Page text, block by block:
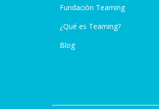
Fundación Teaming
¿Qué es Teaming?
Blog